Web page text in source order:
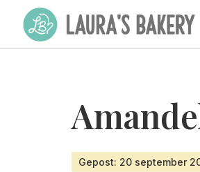
Gepost: 20 september